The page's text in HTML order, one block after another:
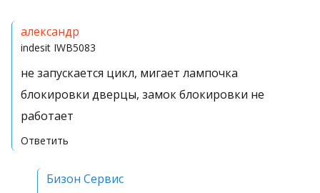
александр
indesit IWB5083
не запускается цикл, мигает лампочка
блокировки дверцы, замок блокировки не
работает
Ответить
Бизон Сервис